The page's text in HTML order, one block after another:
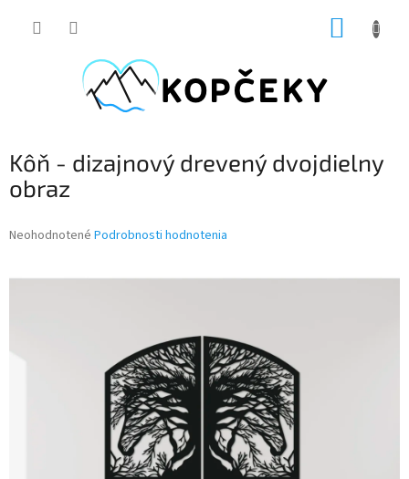
Kôň - dizajnový drevený dvojdielny
obraz
Priemerné
hviezdičiek.
Neohodnotené Podrobnosti hodnotenia